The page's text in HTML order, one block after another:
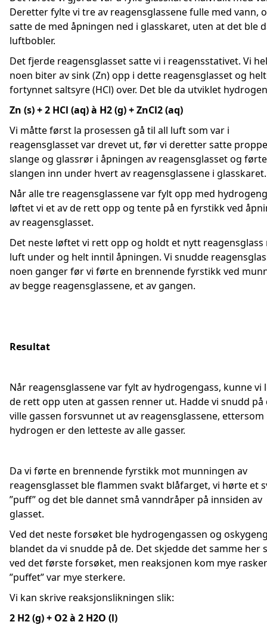
Deretter fylte vi tre av reagensglassene fulle med vann,
satte de med åpningen ned i glasskaret, uten at det ble
luftbobler.
Det fjerde reagensglasset satte vi i reagensstativet. Vi
noen biter av sink (Zn) opp i dette reagensglasset og
fortynnet saltsyre (HCl) over. Det ble da utviklet
Zn (s) + 2 HCl (aq)à H2 (g) + ZnCl2 (aq)
Vi måtte først la prosessen gå til all luft som var i
reagensglasset var drevet ut, før vi deretter satte
slange og glassrør i åpningen av reagensglasset og førte
slangen inn under hvert av reagensglassene i glasskaret.
Når alle tre reagensglassene var fylt opp med
løftet vi et av de rett opp og tente på en fyrstikk ved
av reagensglasset.
Det neste løftet vi rett opp og holdt et nytt reagensglass
luft under og helt inntil åpningen. Vi snudde
noen ganger før vi førte en brennende fyrstikk ved
av begge reagensglassene, et av gangen.
Resultat
Når reagensglassene var fylt av hydrogengass, kunne vi
de rett opp uten at gassen renner ut. Hadde vi snudd på
ville gassen forsvunnet ut av reagensglassene, ettersom
hydrogen er den letteste av alle gasser.
Da vi førte en brennende fyrstikk mot munningen av
reagensglasset ble flammen svakt blåfarget, vi hørte et
”puff” og det ble dannet små vanndråper på innsiden av
glasset.
Ved det neste forsøket ble hydrogengassen og
blandet da vi snudde på de. Det skjedde det samme her
ved det første forsøket, men reaksjonen kom mye
”puffet” var mye sterkere.
Vi kan skrive reaksjonslikningen slik:
2 H2 (g) + O2à 2 H2O (l)